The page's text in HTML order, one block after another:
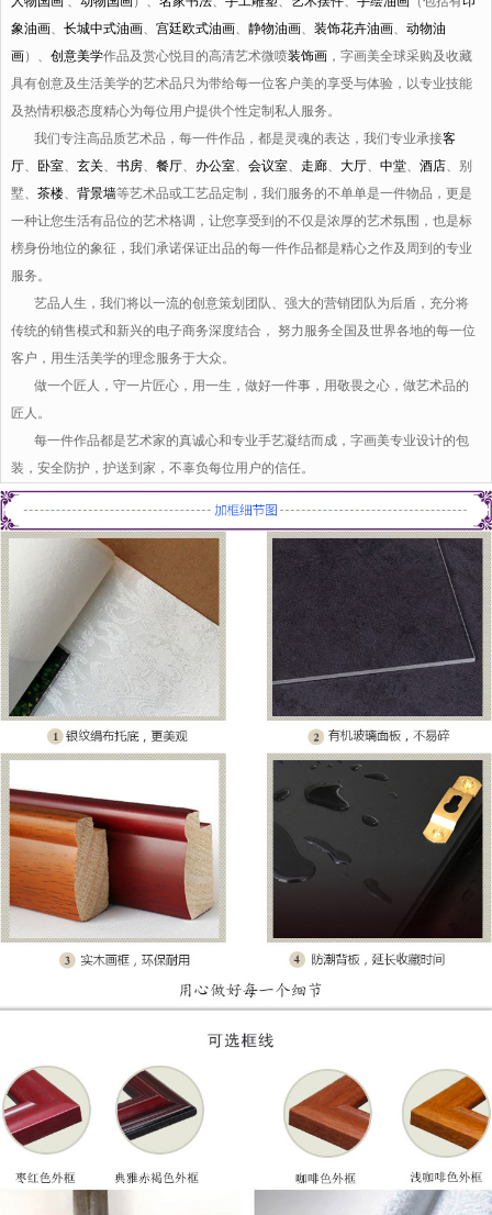
象油画、 长城中式油画、 宫廷欧式油画、 静物油画、 装饰花卉油画、 动物油
画）、 创意美学作品及赏心悦目的高清艺术微喷装饰画 ，字画美全球采购及收藏
具有创意及生活美学的艺术品只为带给每一位客户美的享受与体验，以专业技能
及热情积极态度精心为每位用户提供个性定制私人服务。
我们专注高品质艺术品，每一件作品，都是灵魂的表达，我们专业承接客
厅、 卧室、 玄关、 书房、 餐厅、 办公室、 会议室、 走廊、 大厅、 中堂、 酒店、别
墅、 茶楼、 背景墙等艺术品或工艺品定制，我们服务的不单单是一件物品，更是
一种让您生活有品位的艺术格调，让您享受到的不仅是浓厚的艺术氛围，也是标
榜身份地位的象征，我们承诺保证出品的每一件作品都是精心之作及周到的专业
服务。
艺品人生，我们将以一流的创意策划团队、强大的营销团队为后盾，充分将
传统的销售模式和新兴的电子商务深度结合， 努力服务全国及世界各地的每一位
客户，用生活美学的理念服务于大众。
做一个匠人，守一片匠心，用一生，做好一件事，用敬畏之心，做艺术品的
匠人。
每一件作品都是艺术家的真诚心和专业手艺凝结而成，字画美专业设计的包
装，安全防护，护送到家，不辜负每位用户的信任。